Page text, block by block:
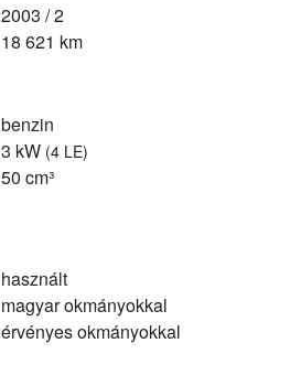
2003 / 2
18 621 km
benzin
3 kW (4 LE)
50 cm³
használt
magyar okmányokkal
érvényes okmányokkal